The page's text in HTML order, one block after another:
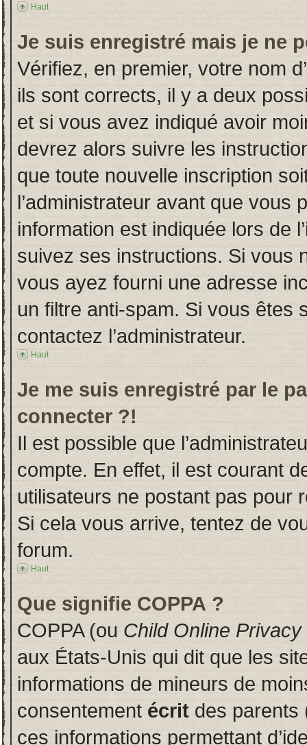
Haut
Je suis enregistré mais je ne
Vérifiez, en premier, votre nom
ils sont corrects, il y a deux
et si vous avez indiqué avoir
devrez alors suivre les
que toute nouvelle inscription
l’administrateur avant que vous
information est indiquée lors de
suivez ses instructions. Si vous
vous ayez fourni une adresse
un filtre anti-spam. Si vous êtes
contactez l’administrateur.
Haut
Je me suis enregistré par le
connecter ?!
Il est possible que
compte. En effet, il est courant
utilisateurs ne postant pas pour
Si cela vous arrive, tentez de
forum.
Haut
Que signifie COPPA ?
COPPA (ou Child Online
aux États-Unis qui dit que les
informations de mineurs de
consentement écrit des parents
ces informations permettant